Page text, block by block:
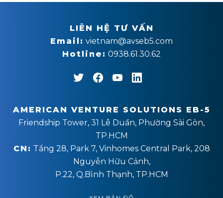
LIÊN HỆ TƯ VẤN
Email: vietnam@avseb5.com
Hotline: 0938.61.30.62
AMERICAN VENTURE SOLUTIONS EB-5
Friendship Tower, 31 Lê Duẩn, Phường Sài Gòn,
TP.HCM
CN: Tầng 28, Park 7, Vinhomes Central Park, 208
Nguyễn Hữu Cảnh,
P.22, Q.Bình Thạnh, TP.HCM